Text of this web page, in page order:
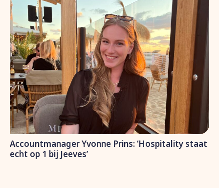
Accountmanager Yvonne Prins: ‘Hospitality staat
echt op 1 bij Jeeves’